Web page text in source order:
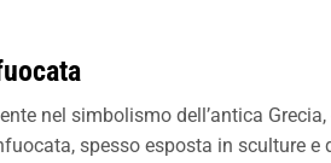
nel simbolismo dell’antica
spesso esposta in sculture